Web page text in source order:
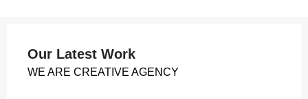
Our Latest Work
WE ARE CREATIVE AGENCY